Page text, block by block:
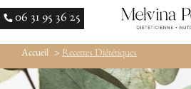
06 31 95 36 25
Accueil > Recettes Diététiques